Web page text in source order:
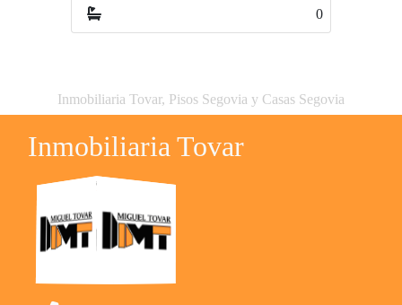
Inmobiliaria Tovar, Pisos Segovia y Casas Segovia
Inmobiliaria Tovar